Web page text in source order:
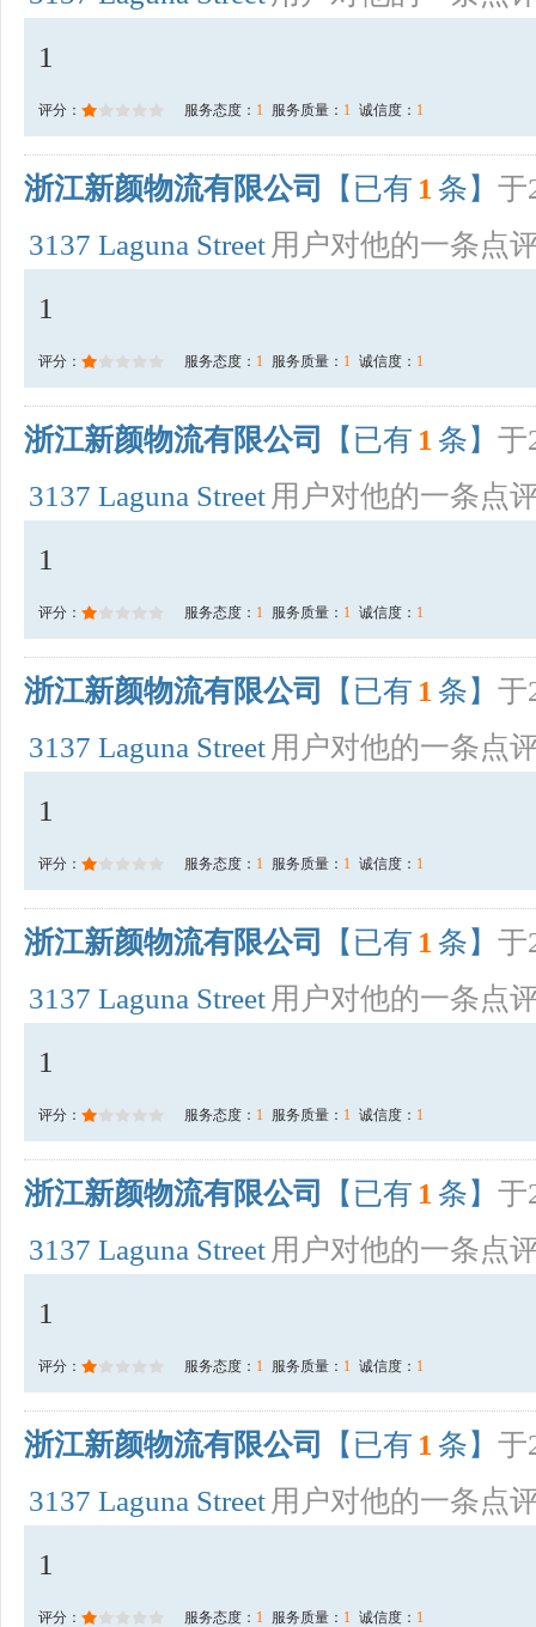
1
评分： 服务态度： 1 服务质量： 1 诚信度： 1
浙江新颜物流有限公司 【已有 1 条】 于
3137 Laguna Street 用户对他的一条点
1
评分： 服务态度： 1 服务质量： 1 诚信度： 1
浙江新颜物流有限公司 【已有 1 条】 于
3137 Laguna Street 用户对他的一条点
1
评分： 服务态度： 1 服务质量： 1 诚信度： 1
浙江新颜物流有限公司 【已有 1 条】 于
3137 Laguna Street 用户对他的一条点
1
评分： 服务态度： 1 服务质量： 1 诚信度： 1
浙江新颜物流有限公司 【已有 1 条】 于
3137 Laguna Street 用户对他的一条点
1
评分： 服务态度： 1 服务质量： 1 诚信度： 1
浙江新颜物流有限公司 【已有 1 条】 于
3137 Laguna Street 用户对他的一条点
1
评分： 服务态度： 1 服务质量： 1 诚信度： 1
浙江新颜物流有限公司 【已有 1 条】 于
3137 Laguna Street 用户对他的一条点
1
评分： 服务态度： 1 服务质量： 1 诚信度： 1